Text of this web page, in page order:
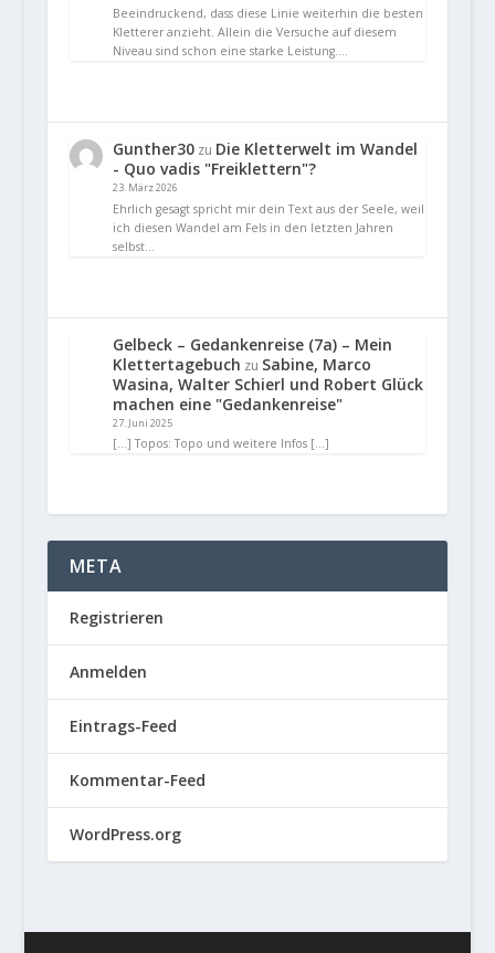
Beeindruckend, dass diese Linie weiterhin die besten
Kletterer anzieht. Allein die Versuche auf diesem
Niveau sind schon eine starke Leistung.…
Gunther30zu Die Kletterwelt im Wandel
- Quo vadis "Freiklettern"?
23. März 2026
Ehrlich gesagt spricht mir dein Text aus der Seele, weil
ich diesen Wandel am Fels in den letzten Jahren
selbst…
Gelbeck – Gedankenreise (7a) – Mein
Klettertagebuch zu Sabine, Marco
Wasina, Walter Schierl und Robert Glück
machen eine "Gedankenreise"
27. Juni 2025
[…] Topos: Topo und weitere Infos […]
META
Registrieren
Anmelden
Eintrags-Feed
Kommentar-Feed
WordPress.org